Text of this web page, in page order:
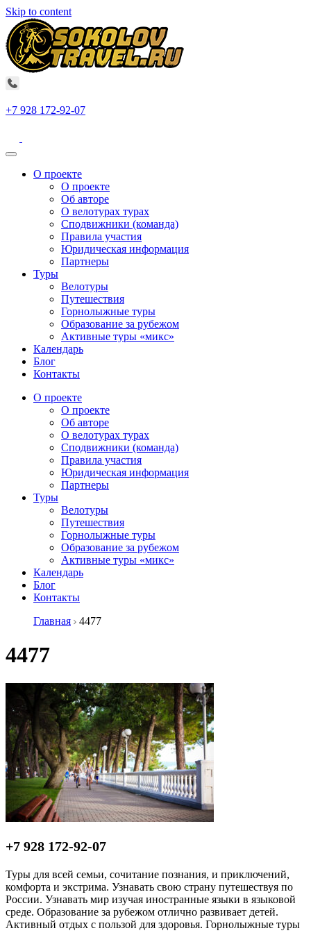
Skip to content
+7 928 172-92-07
О проекте
О проекте
Об авторе
О велотурах турах
Сподвижники (команда)
Правила участия
Юридическая информация
Партнеры
Туры
Велотуры
Путешествия
Горнолыжные туры
Образование за рубежом
Активные туры «микс»
Календарь
Блог
Контакты
О проекте
О проекте
Об авторе
О велотурах турах
Сподвижники (команда)
Правила участия
Юридическая информация
Партнеры
Туры
Велотуры
Путешествия
Горнолыжные туры
Образование за рубежом
Активные туры «микс»
Календарь
Блог
Контакты
Главная
4477
4477
+7 928 172-92-07
Туры для всей семьи, сочитание познания, и приключений,
комфорта и экстрима. Узнавать свою страну путешествуя по
России. Узнавать мир изучая иностранные языки в языковой
среде. Образование за рубежом отлично развивает детей.
Активный отдых с пользой для здоровья. Горнолыжные туры